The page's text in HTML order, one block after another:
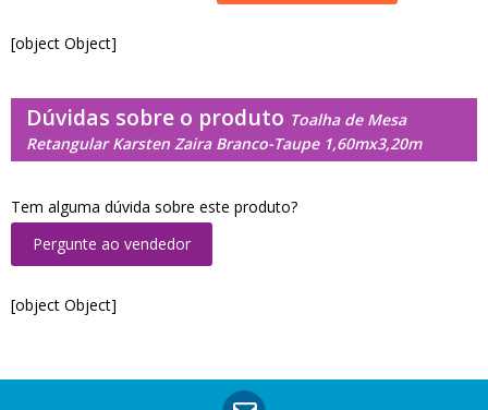
[object Object]
Dúvidas sobre o produto Toalha de Mesa
Retangular Karsten Zaira Branco-Taupe 1,60mx3,20m
Tem alguma dúvida sobre este produto?
Pergunte ao vendedor
[object Object]